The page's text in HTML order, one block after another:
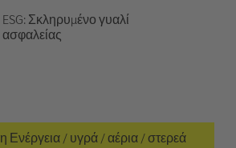
ESG: Σκληρυμένο γυαλί
ασφαλείας
Ενέργεια / υγρά / αέρια / στερεά